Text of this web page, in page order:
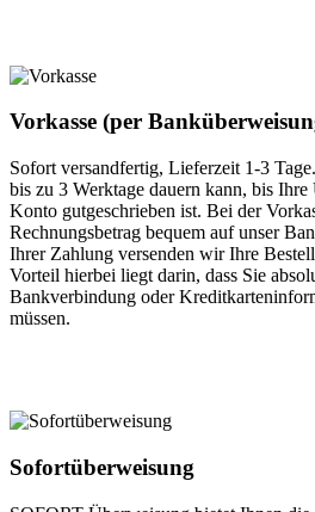
Vorkasse (per
Sofort versandfertig, Lieferzeit 1-3
bis zu 3 Werktage dauern kann, bis
Konto gutgeschrieben ist. Bei der
Rechnungsbetrag bequem auf unser
Ihrer Zahlung versenden wir Ihre
Vorteil hierbei liegt darin, dass Sie
Bankverbindung oder
müssen.
Sofortüberweisung